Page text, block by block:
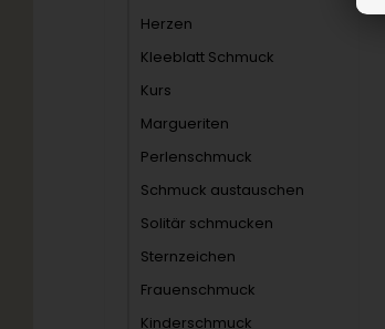
Herzen
Kleeblatt Schmuck
Kurs
Margueriten
Perlenschmuck
Schmuck austauschen
Solitär schmucken
Sternzeichen
Frauenschmuck
Kinderschmuck